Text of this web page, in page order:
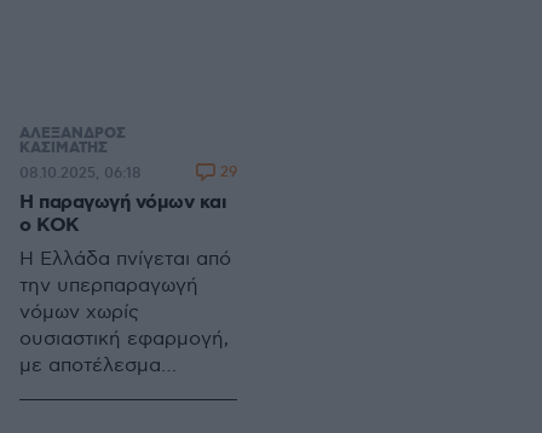
κάλυψη και επενδυτικό
ενδιαφέρον
ΑΛΕΞΑΝΔΡΟΣ
ΚΑΣΙΜΑΤΗΣ
Η παραγωγή νόμων και
ο ΚΟΚ
Η Ελλάδα πνίγεται από
την υπερπαραγωγή
νόμων χωρίς
ουσιαστική εφαρμογή,
με αποτέλεσμα
08.10.2025, 06:18 29